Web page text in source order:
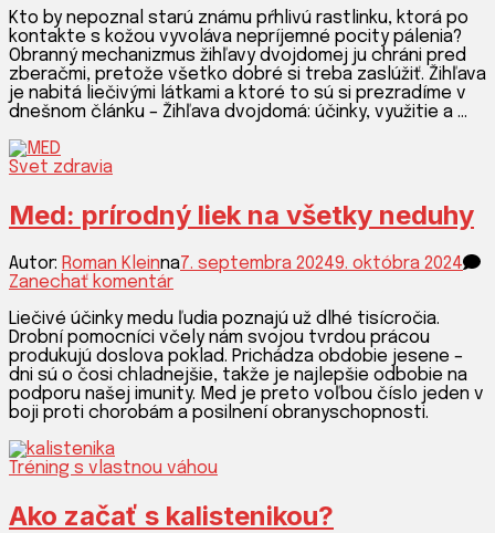
Žihľava
dvojdomá:
účinky,
využitie
a
zber
Kto by nepoznal starú známu pŕhlivú rastlinku, ktorá po
kontakte s kožou vyvoláva nepríjemné pocity pálenia?
Obranný mechanizmus žihľavy dvojdomej ju chráni pred
zberačmi, pretože všetko dobré si treba zaslúžiť. Žihľava
je nabitá liečivými látkami a ktoré to sú si prezradíme v
dnešnom článku – Žihľava dvojdomá: účinky, využitie a …
Svet zdravia
Med: prírodný liek na všetky neduhy
Autor: Roman Kleinna7. septembra 20249. októbra 2024
Zanechať komentárk
Med:
prírodný
liek
na
všetky
neduhy
Liečivé účinky medu ľudia poznajú už dlhé tisícročia.
Drobní pomocníci včely nám svojou tvrdou prácou
produkujú doslova poklad. Prichádza obdobie jesene –
dni sú o čosi chladnejšie, takže je najlepšie odbobie na
podporu našej imunity. Med je preto voľbou číslo jeden v
boji proti chorobám a posilnení obranyschopnosti.
Tréning s vlastnou váhou
Ako začať s kalistenikou?